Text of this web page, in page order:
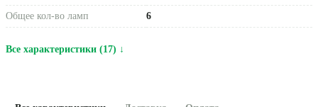
Общее кол-во ламп 6
Все характеристики (17) ↓